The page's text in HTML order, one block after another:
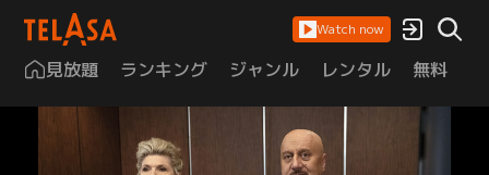
Watch now
見放題 ランキング ジャンル レンタル 無料